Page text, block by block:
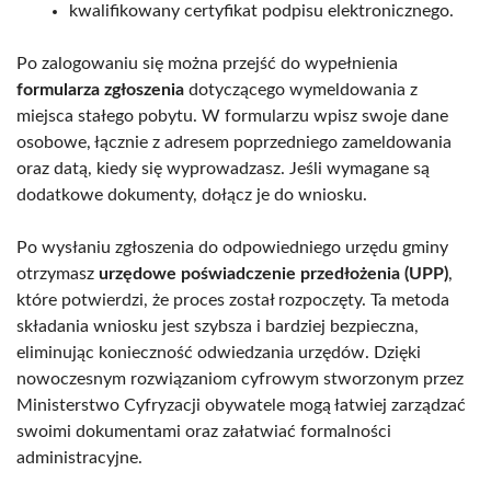
kwalifikowany certyfikat podpisu elektronicznego.
Po zalogowaniu się można przejść do wypełnienia
formularza zgłoszenia dotyczącego wymeldowania z
miejsca stałego pobytu. W formularzu wpisz swoje dane
osobowe, łącznie z adresem poprzedniego zameldowania
oraz datą, kiedy się wyprowadzasz. Jeśli wymagane są
dodatkowe dokumenty, dołącz je do wniosku.
Po wysłaniu zgłoszenia do odpowiedniego urzędu gminy
otrzymasz urzędowe poświadczenie przedłożenia (UPP),
które potwierdzi, że proces został rozpoczęty. Ta metoda
składania wniosku jest szybsza i bardziej bezpieczna,
eliminując konieczność odwiedzania urzędów. Dzięki
nowoczesnym rozwiązaniom cyfrowym stworzonym przez
Ministerstwo Cyfryzacji obywatele mogą łatwiej zarządzać
swoimi dokumentami oraz załatwiać formalności
administracyjne.